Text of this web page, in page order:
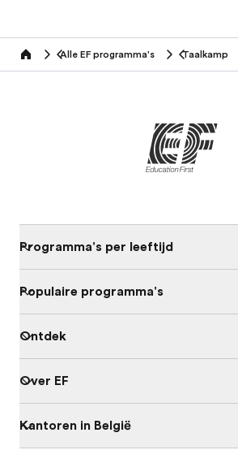
home Alle EF programma's Taalkamp
Programma's per leeftijd
Populaire programma's
Ontdek
Over EF
Kantoren in België